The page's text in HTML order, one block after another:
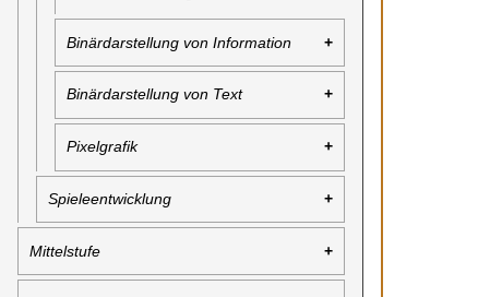
Binärdarstellung von Information
Binärdarstellung von Text
Pixelgrafik
Spieleentwicklung
Mittelstufe